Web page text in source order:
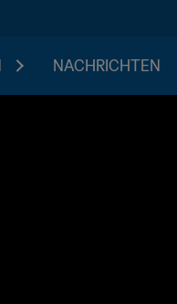
NACHRICHTEN